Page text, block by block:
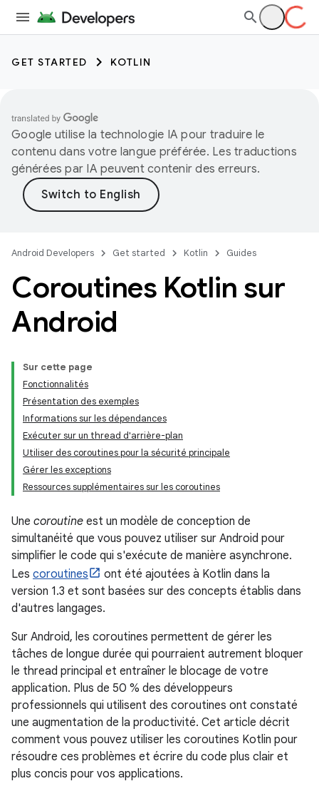
GET STARTED KOTLIN
Google utilise la technologie IA pour traduire le
contenu dans votre langue préférée. Les traductions
générées par IA peuvent contenir des erreurs.
Android Developers Get started Kotlin Guides
Coroutines Kotlin sur
Android
Sur cette page
Fonctionnalités
Présentation des exemples
Informations sur les dépendances
Exécuter sur un thread d'arrière-plan
Utiliser des coroutines pour la sécurité principale
Gérer les exceptions
Ressources supplémentaires sur les coroutines
Une coroutine est un modèle de conception de
simultanéité que vous pouvez utiliser sur Android pour
simplifier le code qui s'exécute de manière asynchrone.
Les coroutines
ont été ajoutées à Kotlin dans la
version 1.3 et sont basées sur des concepts établis dans
d'autres langages.
Sur Android, les coroutines permettent de gérer les
tâches de longue durée qui pourraient autrement bloquer
le thread principal et entraîner le blocage de votre
application. Plus de 50 % des développeurs
professionnels qui utilisent des coroutines ont constaté
une augmentation de la productivité. Cet article décrit
comment vous pouvez utiliser les coroutines Kotlin pour
résoudre ces problèmes et écrire du code plus clair et
plus concis pour vos applications.